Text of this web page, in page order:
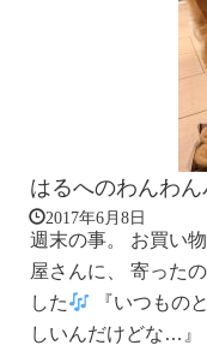
はるへのわんわ
2017年6月8日
週末の事。 お買い
屋さんに、 寄った
した
『いつもの
しいんだけどな…